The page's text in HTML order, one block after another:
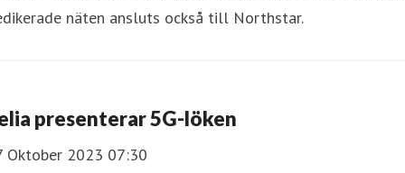
näten ansluts också till Northstar.
presenterar 5G-löken
Oktober 2023 07:30